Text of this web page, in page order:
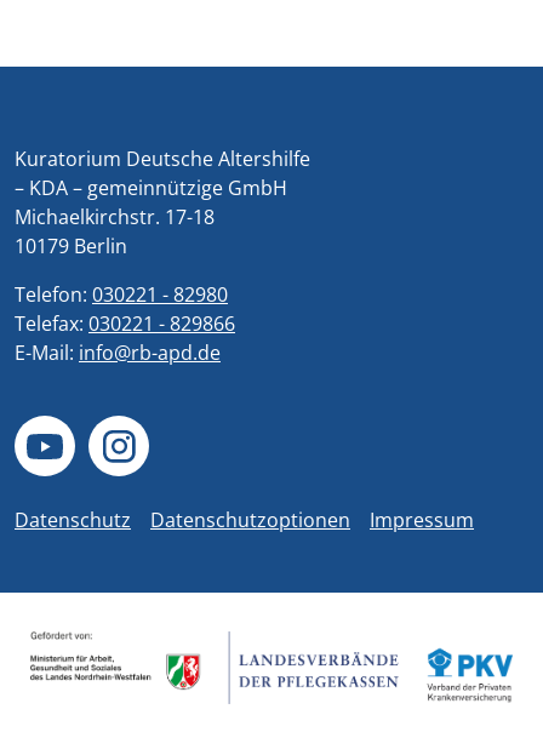
Kuratorium Deutsche Altershilfe
– KDA – gemeinnützige GmbH
Michaelkirchstr. 17-18
10179 Berlin
Telefon: 030221 - 82980
Telefax: 030221 - 829866
E-Mail: info@rb-apd.de
Datenschutz Datenschutzoptionen Impressum